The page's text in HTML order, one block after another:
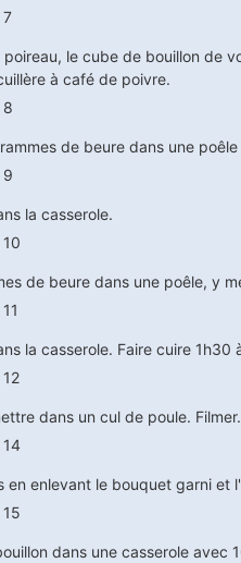
le cube de bouillon de
à café de poivre.
de beure dans une
la casserole.
de beure dans une poêle, y
la casserole. Faire cuire 1h30
dans un cul de poule. Filmer.
en enlevant le bouquet garni et
dans une casserole avec